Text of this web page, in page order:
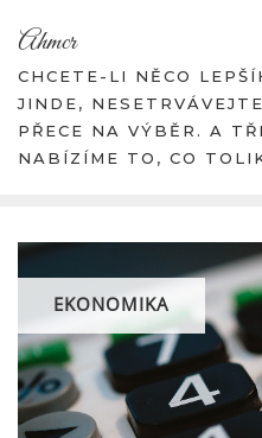
content
Ahmcr
CHCETE-LI NĚCO
JINDE,
PŘECE NA VÝBĚR. A
NABÍZÍME TO, CO
EKONOMIKA